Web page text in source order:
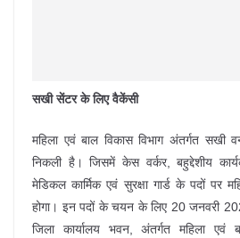
सखी सेंटर के लिए वैकेंसी
महिला एवं बाल विकास विभाग अंतर्गत
निकली है। जिसमें केस वर्कर, बहुद्देशीय
मेडिकल कार्मिक एवं सुरक्षा गार्ड के पदों पर
होगा। इन पदों के चयन के लिए 20 जनवरी
जिला कार्यालय भवन, अंतर्गत महिला एवं